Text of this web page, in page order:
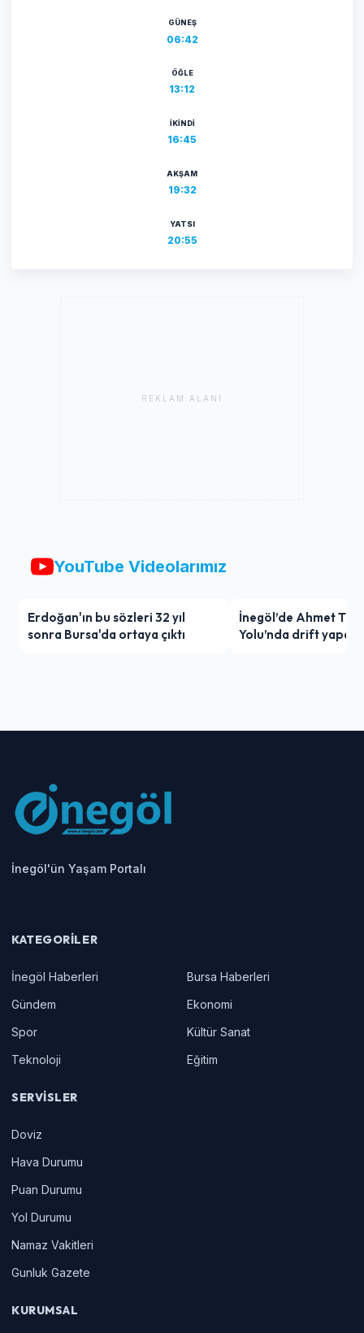
GÜNEŞ
06:42
ÖĞLE
13:12
İKINDI
16:45
AKŞAM
19:32
YATSI
20:55
REKLAM ALANI
YouTube Videolarımız
Erdoğan'ın bu sözleri 32 yıl
sonra Bursa'da ortaya çıktı
İnegöl’de Ahmet
Yolu’nda drift yapan
İnegöl'ün Yaşam Portalı
KATEGORILER
İnegöl Haberleri
Bursa Haberleri
Gündem
Ekonomi
Spor
Kültür Sanat
Teknoloji
Eğitim
SERVISLER
Doviz
Hava Durumu
Puan Durumu
Yol Durumu
Namaz Vakitleri
Gunluk Gazete
KURUMSAL